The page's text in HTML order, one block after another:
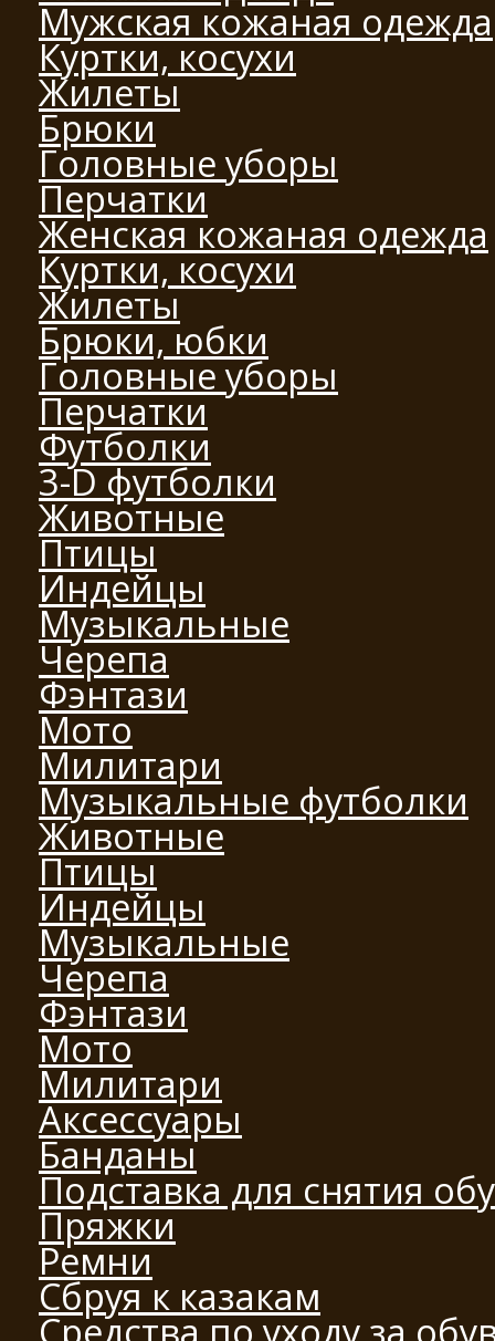
Мужская кожаная одежда
Куртки, косухи
Жилеты
Брюки
Головные уборы
Перчатки
Женская кожаная одежда
Куртки, косухи
Жилеты
Брюки, юбки
Головные уборы
Перчатки
Футболки
3-D футболки
Животные
Птицы
Индейцы
Музыкальные
Черепа
Фэнтази
Мото
Милитари
Музыкальные футболки
Животные
Птицы
Индейцы
Музыкальные
Черепа
Фэнтази
Мото
Милитари
Аксессуары
Банданы
Подставка для снятия
Пряжки
Ремни
Сбруя к казакам